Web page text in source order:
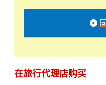
在旅行代理店购买